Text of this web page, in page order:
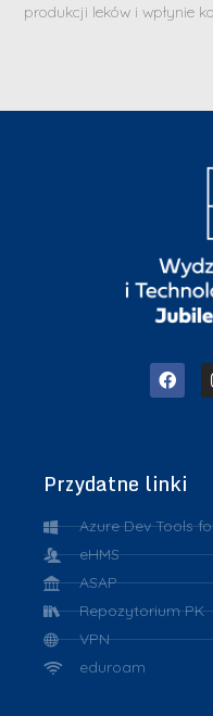
produkcji leków i wpłynie
Przydatne linki
Azure Dev Tools
eHMS
ASAP
Repozytorium PK
VPN
eduroam